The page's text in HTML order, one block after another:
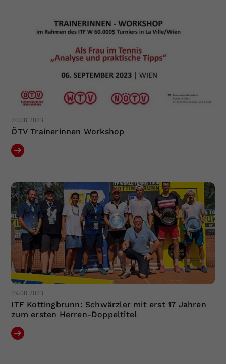
20.08.2023
ÖTV Trainerinnen Workshop
19.08.2023
ITF Kottingbrunn: Schwärzler mit erst 17 Jahren
zum ersten Herren-Doppeltitel
Einstellungen. Unter anderem eine
zufällig generierte ID, für die
historische Speicherung Ihrer
vorgenommen Einstellungen, falls der
hat.